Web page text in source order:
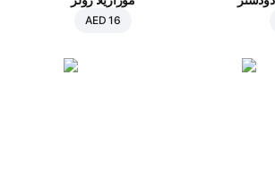
AED 16